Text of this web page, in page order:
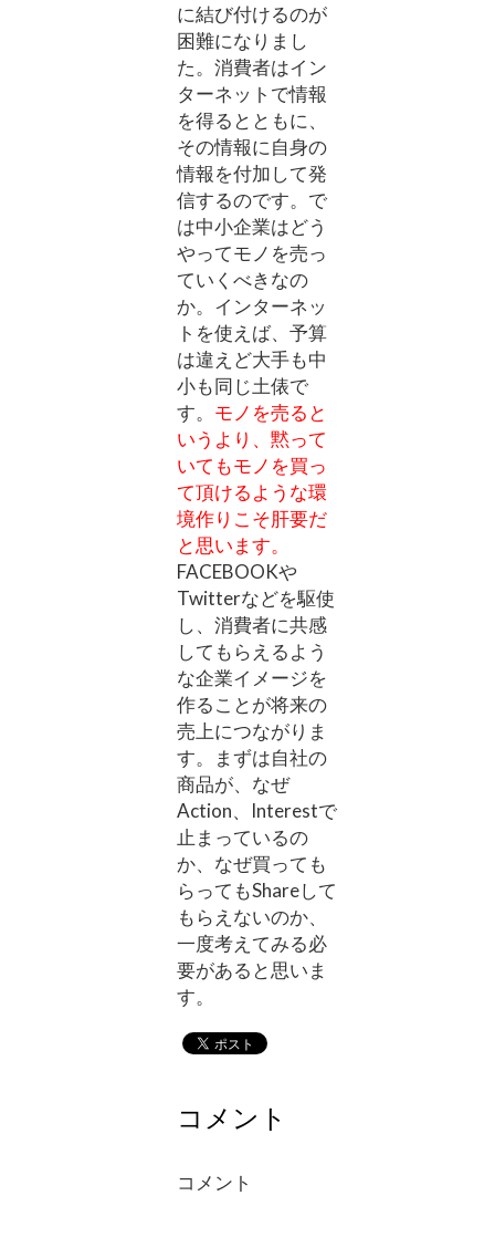
に結び付けるのが
困難になりまし
た。消費者はイン
ターネットで情報
を得るとともに、
その情報に自身の
情報を付加して発
信するのです。で
は中小企業はどう
やってモノを売っ
ていくべきなの
か。インターネッ
トを使えば、予算
は違えど大手も中
小も同じ土俵で
す。 モノを売ると
いうより、黙って
いてもモノを買っ
て頂けるような環
境作りこそ肝要だ
と思います。
FACEBOOKや
Twitterなどを駆使
し、消費者に共感
してもらえるよう
な企業イメージを
作ることが将来の
売上につながりま
す。まずは自社の
商品が、なぜ
Action、Interestで
止まっているの
か、なぜ買っても
らってもShareして
もらえないのか、
一度考えてみる必
要があると思いま
す。
コメント
コメント